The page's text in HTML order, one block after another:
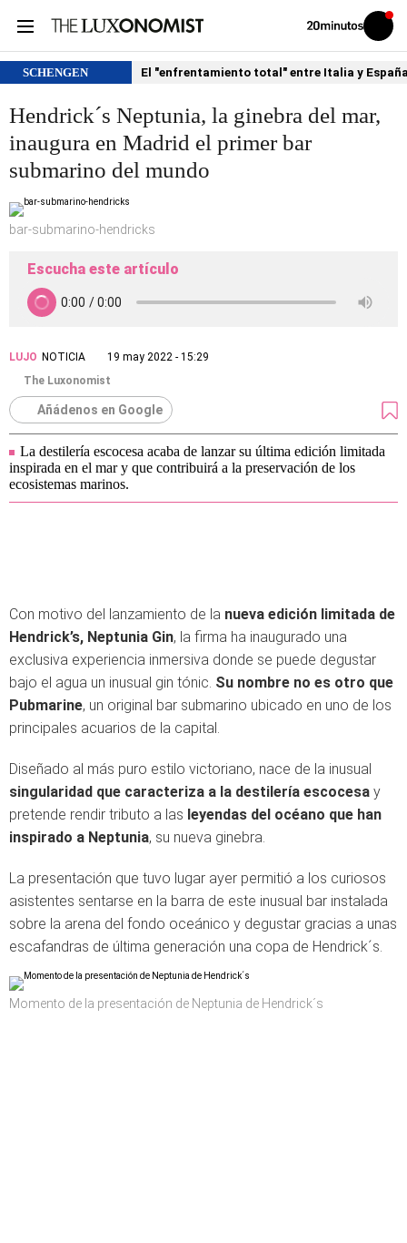
Volver
Iniciar
sesión
SCHENGEN El "enfrentamiento total" entre Italia y
Hendrick´s Neptunia, la ginebra del mar,
inaugura en Madrid el primer bar
submarino del mundo
bar-submarino-hendricks
Escucha este artículo
LUJO NOTICIA
19 may 2022 - 15:29
The Luxonomist
Añádenos en Google
La destilería escocesa acaba de lanzar su última edición limitada
inspirada en el mar y que contribuirá a la preservación de los
ecosistemas marinos.
Con motivo del lanzamiento de la nueva edición limitada de
Hendrick’s, Neptunia Gin, la firma ha inaugurado una
exclusiva experiencia inmersiva donde se puede degustar
bajo el agua un inusual gin tónic. Su nombre no es otro que
Pubmarine, un original bar submarino ubicado en uno de los
principales acuarios de la capital.
Diseñado al más puro estilo victoriano, nace de la inusual
singularidad que caracteriza a la destilería escocesa y
pretende rendir tributo a las leyendas del océano que han
inspirado a Neptunia, su nueva ginebra.
La presentación que tuvo lugar ayer permitió a los curiosos
asistentes sentarse en la barra de este inusual bar instalada
sobre la arena del fondo oceánico y degustar gracias a unas
escafandras de última generación una copa de Hendrick´s.
Momento de la presentación de Neptunia de Hendrick´s